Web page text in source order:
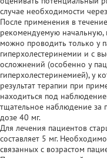
случае необходимости
После применения в
рекомендуемую
можно проводить только у
гиперхолестеринемии и с
осложнений (особенно у
гиперхолестеринемией), у
результат терапии при
находиться под
тщательное наблюдение за
дозе 40 мг.
Для лечения пациентов
составляет 5 мг.
связанных с возрастом